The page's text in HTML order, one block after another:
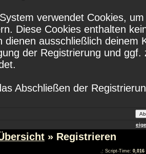
verwendet Cookies,
Diese Cookies enthalten
dienen ausschließlich deinem
der Registrierung und
Abschließen der
» Registrieren
.: Script-Time: 0,016